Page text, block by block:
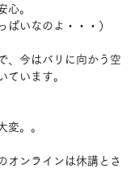
心。
ぱいなのよ・・・）
、今はバリに向かう空
ています。
変。。
オンラインは休講とさ